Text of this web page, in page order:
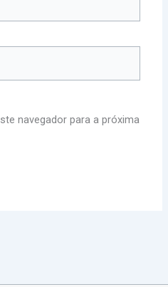
navegador para a próxima